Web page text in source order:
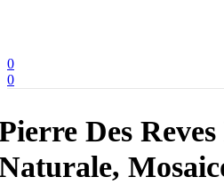
0
0
Des